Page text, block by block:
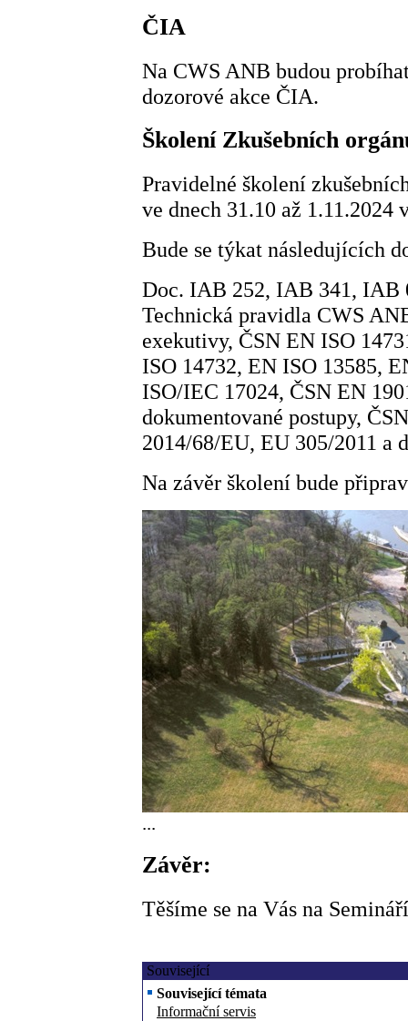
ČIA
Na CWS ANB budou
dozorové akce ČIA.
Školení Zkušebních
Pravidelné školení
ve dnech 31.10 až 1.11.2024
Bude se týkat následujících
Doc. IAB 252, IAB 341, IAB
Technická pravidla CWS
exekutivy, ČSN EN ISO
ISO 14732, EN ISO 13585,
ISO/IEC 17024, ČSN EN
dokumentované postupy,
2014/68/EU, EU 305/2011 a
Na závěr školení bude
...
Závěr:
Těšíme se na Vás na
Související
Související témata
Informační servis